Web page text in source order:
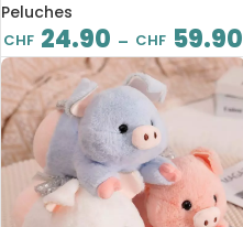
Peluches
CHF 24.90 – CHF 59.90